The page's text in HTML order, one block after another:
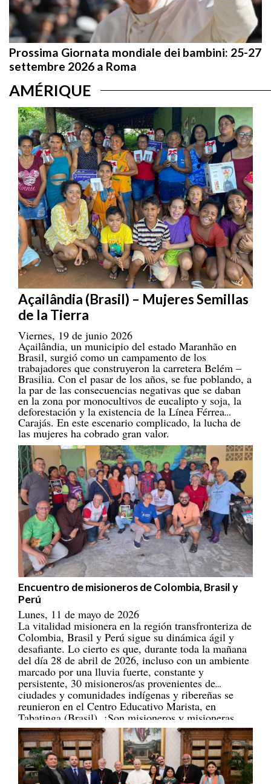
Prossima Giornata mondiale dei bambini: 25-27
settembre 2026 a Roma
AMÉRIQUE
Açailândia (Brasil) – Mujeres Semillas
de la Tierra
Viernes, 19 de junio 2026
Açailândia, un municipio del estado Maranhão en
Brasil, surgió como un campamento de los
trabajadores que construyeron la carretera Belém –
Brasilia. Con el pasar de los años, se fue poblando, a
la par de las consecuencias negativas que se daban
en la zona por monocultivos de eucalipto y soja, la
deforestación y la existencia de la Línea Férrea
Carajás. En este escenario complicado, la lucha de
las mujeres ha cobrado gran valor.
Encuentro de misioneros de Colombia, Brasil y
Perú
Lunes, 11 de mayo de 2026
La vitalidad misionera en la región transfronteriza de
Colombia, Brasil y Perú sigue su dinámica ágil y
desafiante. Lo cierto es que, durante toda la mañana
del día 28 de abril de 2026, incluso con un ambiente
marcado por una lluvia fuerte, constante y
persistente, 30 misioneros/as provenientes de
ciudades y comunidades indígenas y ribereñas se
reunieron en el Centro Educativo Marista, en
Tabatinga (Brasil). ¡Son misioneros y misioneras
portadores/as de esperanza! [REPAM]